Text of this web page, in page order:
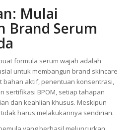
Mulai
Brand Serum
formula serum wajah adalah
untuk membangun brand skincare
bahan aktif, penentuan konsentrasi,
sertifikasi BPOM, setiap tahapan
dan keahlian khusus. Meskipun
harus melakukannya sendirian.